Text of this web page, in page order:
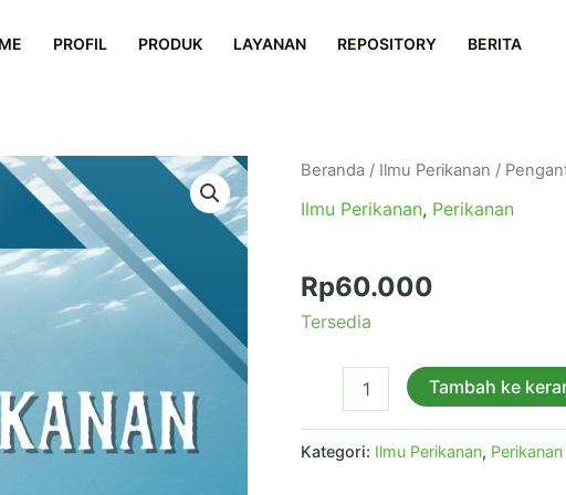
PROFIL PRODUK LAYANAN REPOSITORY BERITA
Beranda / Ilmu Perikanan /
Ilmu Perikanan, Perikanan
Rp60.000
Tersedia
Kuantitas
Ilmu
Tambah ke
Kategori: Ilmu Perikanan, Perikanan